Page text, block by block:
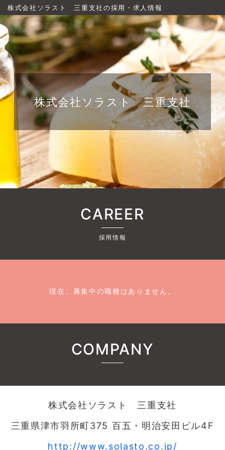
株式会社ソラスト 三重支社の採用・求人情報
株式会社ソラスト 三重支社
CAREER
採用情報
現在、募集中の職種はありません。
COMPANY
株式会社ソラスト 三重支社
三重県津市羽所町375 百五・明治安田ビル4F
http://www.solasto.co.jp/